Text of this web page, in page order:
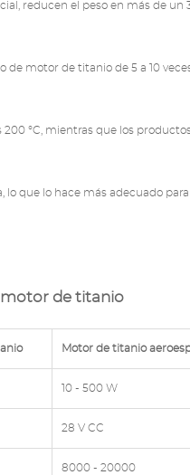
reducen el peso en más de
motor de titanio de 5 a 10
°C, mientras que los
lo que lo hace más adecuado
motor de titanio
Motor de titanio
10 - 500 W
28 V CC
8000 - 20000